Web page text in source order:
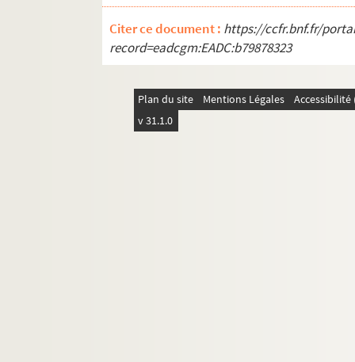
Citer ce document : https://ccfr.bnf.fr/
record=eadcgm:EADC:b79878323
Plan du site Mentions Légales
v 31.1.0